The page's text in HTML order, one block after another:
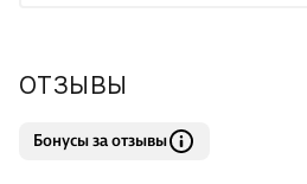
ОТЗЫВЫ
Бонусы за отзывы